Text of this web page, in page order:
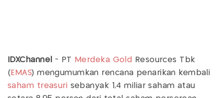
IDXChannel - PT Merdeka Gold
Resources Tbk
( EMAS) mengumumkan rencana penarikan kembali
saham treasuri sebanyak 1,4 miliar saham atau